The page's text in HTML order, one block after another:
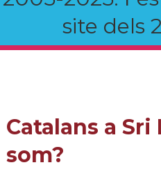
site dels
Catalans a Sri
som?